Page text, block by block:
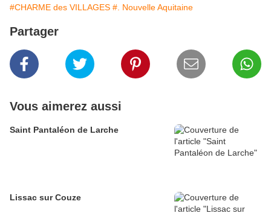
#CHARME des VILLAGES #. Nouvelle Aquitaine
Partager
Vous aimerez aussi
Saint Pantaléon de Larche
Lissac sur Couze